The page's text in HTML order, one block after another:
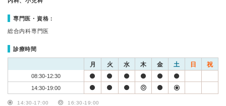
専門医・資格：
総合内科専門医
診療時間
月 火 水 木 金 土 日 祝
08:30-12:30
14:30-19:00
14:30-17:00 16:30-19:00